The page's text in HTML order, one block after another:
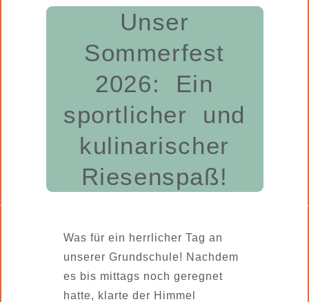
Unser
Sommerfest
2026: Ein
sportlicher und
kulinarischer
Riesenspaß!
Was für ein herrlicher Tag an
unserer Grundschule! Nachdem
es bis mittags noch geregnet
hatte, klarte der Himmel